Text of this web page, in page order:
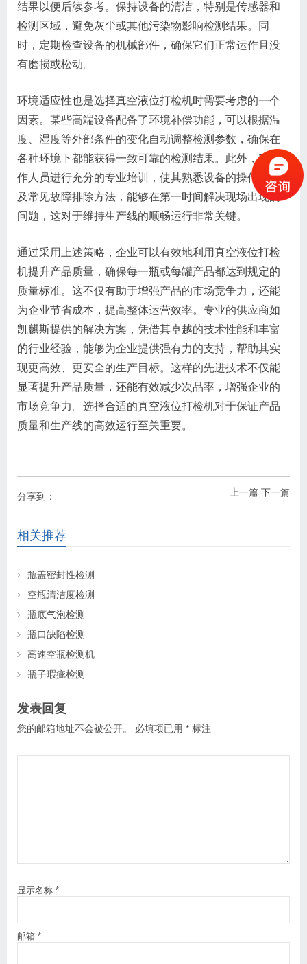
结果以便后续参考。保持设备的清洁，特别是传感器和
检测区域，避免灰尘或其他污染物影响检测结果。同
时，定期检查设备的机械部件，确保它们正常运作且没
有磨损或松动。
环境适应性也是选择真空液位打检机时需要考虑的一个
因素。某些高端设备配备了环境补偿功能，可以根据温
度、湿度等外部条件的变化自动调整检测参数，确保在
各种环境下都能获得一致可靠的检测结果。此外，对操
作人员进行充分的专业培训，使其熟悉设备的操作流程
及常见故障排除方法，能够在第一时间解决现场出现的
问题，这对于维持生产线的顺畅运行非常关键。
通过采用上述策略，企业可以有效地利用真空液位打检
机提升产品质量，确保每一瓶或每罐产品都达到规定的
质量标准。这不仅有助于增强产品的市场竞争力，还能
为企业节省成本，提高整体运营效率。专业的供应商如
凯麒斯提供的解决方案，凭借其卓越的技术性能和丰富
的行业经验，能够为企业提供强有力的支持，帮助其实
现更高效、更安全的生产目标。这样的先进技术不仅能
显著提升产品质量，还能有效减少次品率，增强企业的
市场竞争力。选择合适的真空液位打检机对于保证产品
质量和生产线的高效运行至关重要。
上一篇 下一篇
分享到：
相关推荐
瓶盖密封性检测
空瓶清洁度检测
瓶底气泡检测
瓶口缺陷检测
高速空瓶检测机
瓶子瑕疵检测
发表回复
您的邮箱地址不会被公开。 必填项已用 * 标注
显示名称 *
邮箱 *